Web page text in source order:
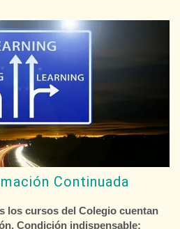
Continuada
los cursos del Colegio cuentan
Condición indispensable: